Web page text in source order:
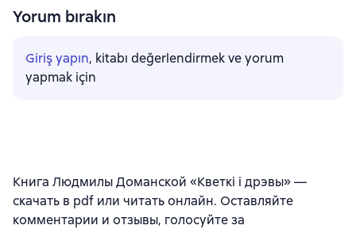
Yorum bırakın
Giriş yapın, kitabı değerlendirmek ve yorum
yapmak için
Книга Людмилы Доманской «Кветкі і дрэвы» —
скачать в pdf или читать онлайн. Оставляйте
комментарии и отзывы, голосуйте за